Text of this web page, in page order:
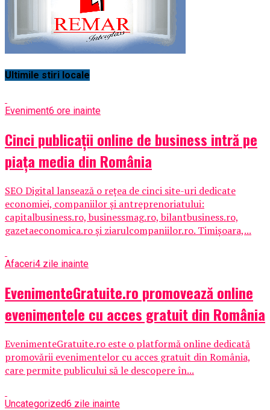
Ultimile stiri locale
Eveniment6 ore inainte
Cinci publicații online de business intră pe
piața media din România
SEO Digital lansează o rețea de cinci site-uri dedicate
economiei, companiilor și antreprenoriatului:
capitalbusiness.ro, businessmag.ro, bilantbusiness.ro,
gazetaeconomica.ro și ziarulcompaniilor.ro. Timișoara,...
Afaceri4 zile inainte
EvenimenteGratuite.ro promovează online
evenimentele cu acces gratuit din România
EvenimenteGratuite.ro este o platformă online dedicată
promovării evenimentelor cu acces gratuit din România,
care permite publicului să le descopere în...
Uncategorized6 zile inainte